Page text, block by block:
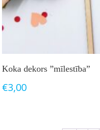
Koka dekors ”mīlestība”
€3,00